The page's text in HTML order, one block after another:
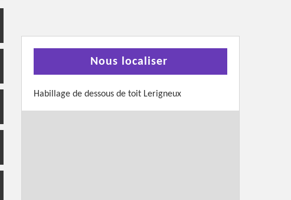
Nous localiser
Habillage de dessous de toit Lerigneux